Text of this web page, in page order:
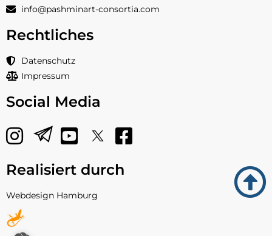
info@pashminart-consortia.com
Rechtliches
Datenschutz
Impressum
Social Media
Realisiert durch
Webdesign Hamburg